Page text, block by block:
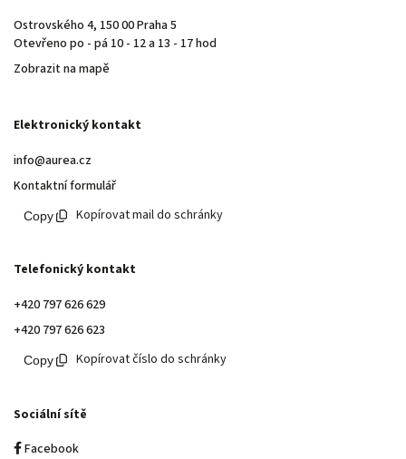
Ostrovského 4, 150 00 Praha 5
Otevřeno po - pá 10 - 12 a 13 - 17 hod
Zobrazit na mapě
Elektronický kontakt
info@aurea.cz
Kontaktní formulář
Kopírovat mail do schránky
Telefonický kontakt
+420 797 626 629
+420 797 626 623
Kopírovat číslo do schránky
Sociální sítě
Facebook